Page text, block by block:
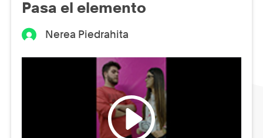
Pasa el elemento
Nerea Piedrahita